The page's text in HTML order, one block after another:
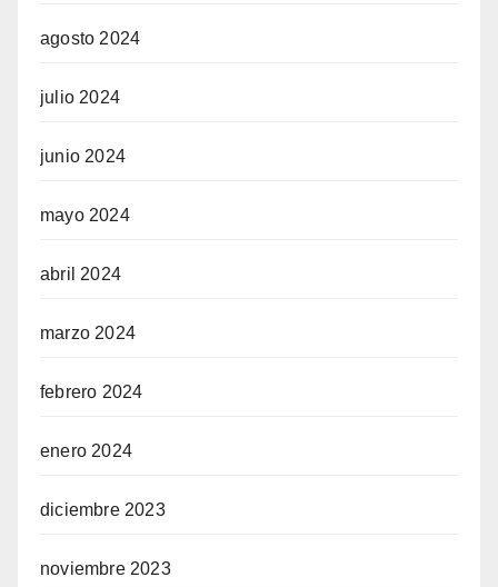
agosto 2024
julio 2024
junio 2024
mayo 2024
abril 2024
marzo 2024
febrero 2024
enero 2024
diciembre 2023
noviembre 2023